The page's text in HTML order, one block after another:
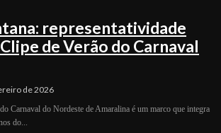
representatividade
de Verão do Carnaval
de 2026
Carnaval do Nordeste de Amaralina é um marco que integra
do...